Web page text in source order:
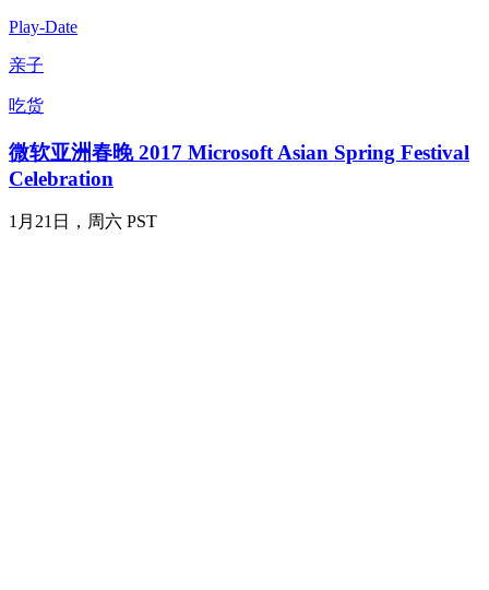
Play-Date
亲子
吃货
微软亚洲春晚 2017 Microsoft Asian Spring Festival
Celebration
1月21日，周六 PST